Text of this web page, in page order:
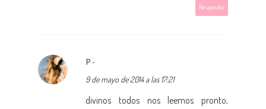
Responder
P-
9 de mayo de 2014 a las 17:21
divinos todos nos leemos pronto,